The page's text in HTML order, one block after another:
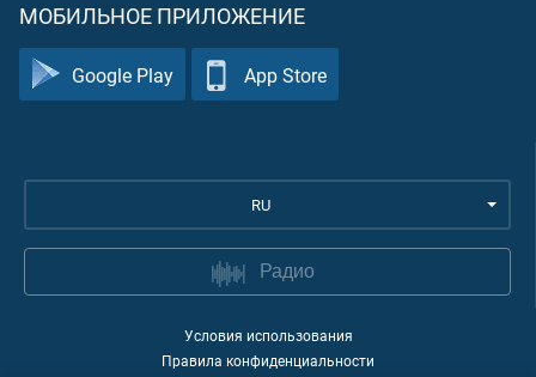
МОБИЛЬНОЕ ПРИЛОЖЕНИЕ
Google Play App Store
RU
Радио
Условия использования
Правила конфиденциальности